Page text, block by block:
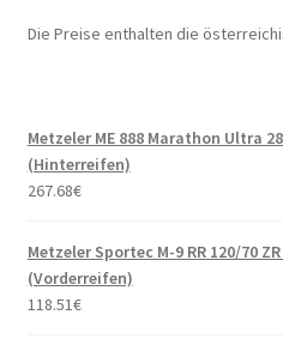
Die Preise enthalten die
Metzeler ME 888 Marathon Ultra
(Hinterreifen)
267.68€
Metzeler Sportec M-9 RR 120/70
(Vorderreifen)
118.51€